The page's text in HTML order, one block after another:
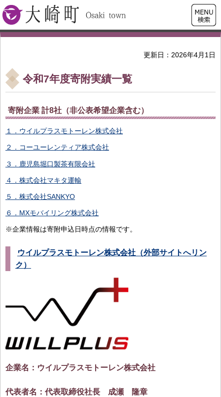
大崎町
検索・
共通メ
ニュー
更新日：2026年4月1日
令和7年度寄附実績一覧
寄附企業 計8社（非公表希望企業含む）
１．ウイルプラスモトーレン株式会社
２．コーユーレンティア株式会社
３．鹿児島堀口製茶有限会社
４．株式会社マキタ運輸
５．株式会社SANKYO
６．MXモバイリング株式会社
※企業情報は寄附申込日時点の情報です。
ウイルプラスモトーレン株式会社（外部サイトへリン
ク）
企業名：ウイルプラスモトーレン株式会社
代表者名：代表取締役社長 成瀬 隆章